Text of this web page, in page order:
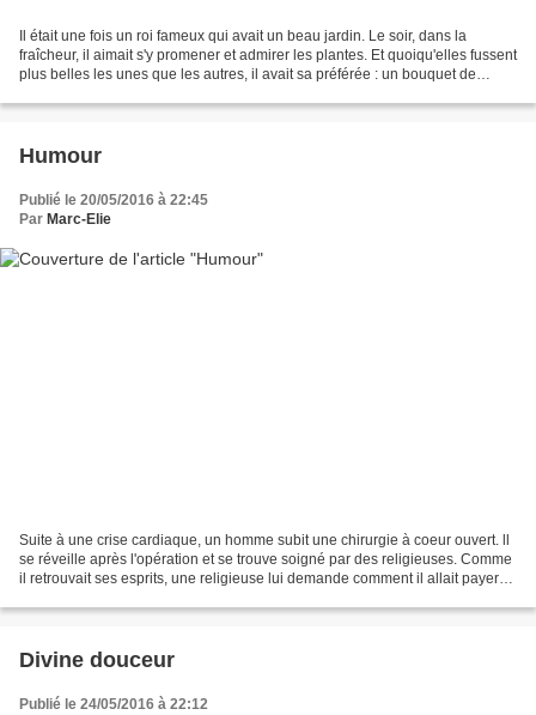
Il était une fois un roi fameux qui avait un beau jardin. Le soir, dans la
fraîcheur, il aimait s'y promener et admirer les plantes. Et quoiqu'elles fussent
plus belles les unes que les autres, il avait sa préférée : un bouquet de
Humour
Publié le 20/05/2016 à 22:45
Par Marc-Elie
Suite à une crise cardiaque, un homme subit une chirurgie à coeur ouvert. ll
se réveille après l'opération et se trouve soigné par des religieuses. Comme
il retrouvait ses esprits, une religieuse lui demande comment il allait payer
Divine douceur
Publié le 24/05/2016 à 22:12